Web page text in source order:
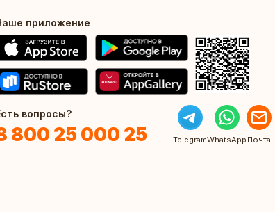
приложение
вопросы?
800 25 000 25 TelegramWhatsApp Почта